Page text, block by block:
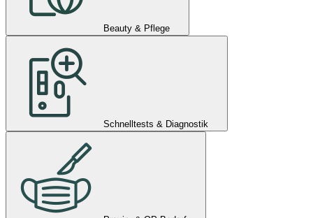
Beauty & Pflege
Schnelltests & Diagnostik